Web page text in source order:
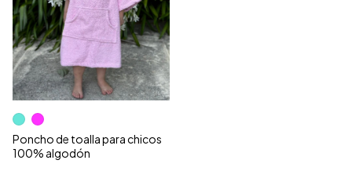
Poncho de toalla para chicos
100% algodón